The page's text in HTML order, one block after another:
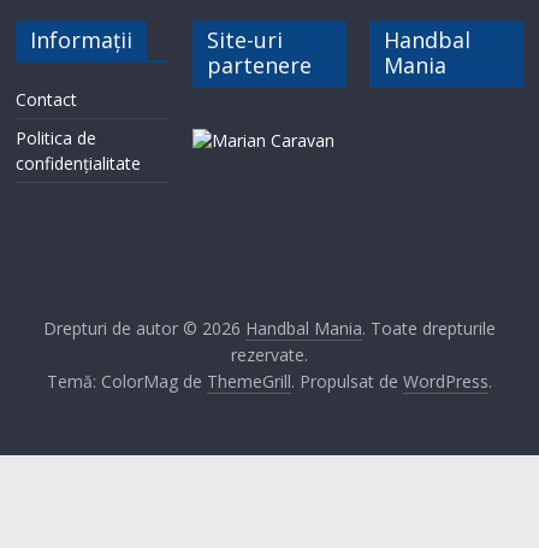
Informații
Contact
Politica de
confidențialitate
Site-uri
partenere
Handbal
Mania
Drepturi de autor © 2026 Handbal Mania. Toate drepturile
rezervate.
Temă: ColorMag de ThemeGrill. Propulsat de WordPress.